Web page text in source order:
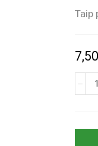
Taip
7,50